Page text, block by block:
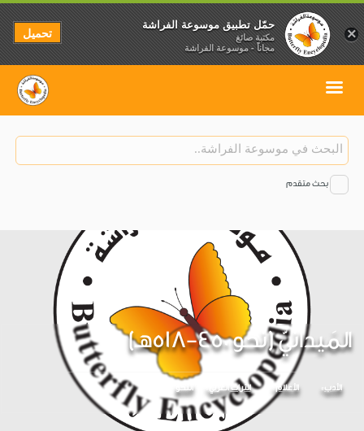
بحث متقدم
المَيدانيّ (نحو 450-518هـ)
الأدب الأعلام التراث العربي النحو
×
حمّل تطبيق موسوعة الفراشة
مكتبة صائغ
مجاناً - موسوعة الفراشة
تحميل